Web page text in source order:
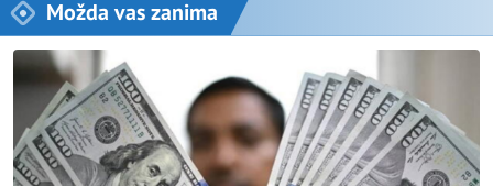
Možda vas zanima